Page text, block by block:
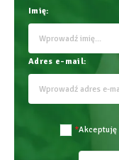
Imię:
Adres e-mail:
*Akceptuję